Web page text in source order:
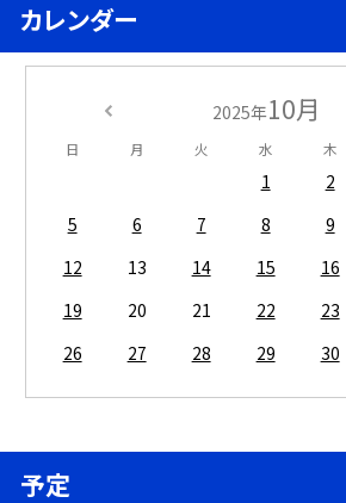
カレンダー
2025年10月
日 月 火 水 木
1 2
5
6 7 8 9
12
13 14 15 16
19
20 21 22 23
26
27 28 29 30
予定